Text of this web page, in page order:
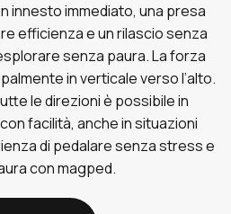
innesto immediato, una presa
efficienza e un rilascio senza
senza paura. La forza
in verticale verso l’alto.
le direzioni è possibile in
facilità, anche in situazioni
di pedalare senza stress e
con magped.